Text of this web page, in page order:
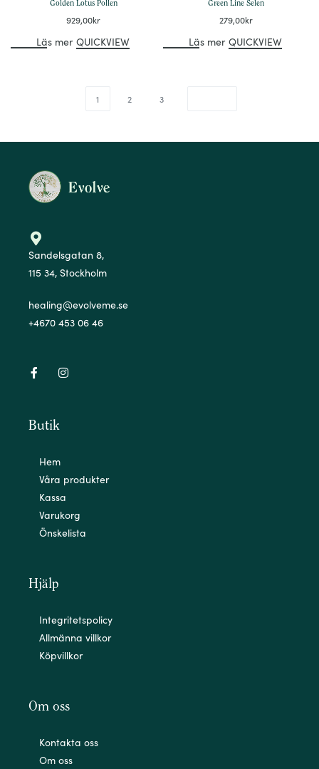
Golden Lotus Pollen
929,00kr
Läs mer QUICKVIEW
Green Line Selen
279,00kr
Läs mer QUICKVIEW
1 2 3
Sandelsgatan 8,
115 34, Stockholm
healing@evolveme.se
+4670 453 06 46
Butik
Hem
Våra produkter
Kassa
Varukorg
Önskelista
Hjälp
Integritetspolicy
Allmänna villkor
Köpvillkor
Om oss
Kontakta oss
Om oss